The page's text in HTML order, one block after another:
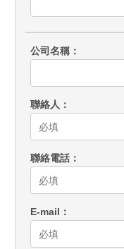
公司名稱
聯絡人
聯絡電話
E-mail